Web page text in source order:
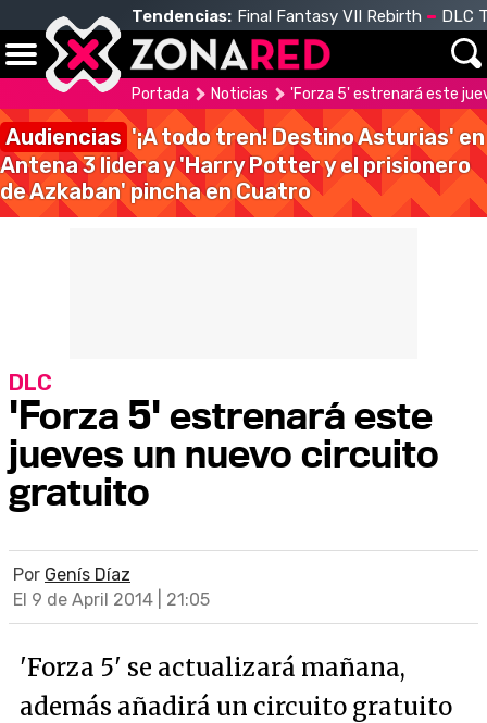
Tendencias: Final Fantasy VII Rebirth DLC
Portada Noticias 'Forza 5' estrenará este
Audiencias '¡A todo tren! Destino Asturias' en
Antena 3 lidera y 'Harry Potter y el prisionero
de Azkaban' pincha en Cuatro
'Forza 5' estrenará este
jueves un nuevo circuito
gratuito
DLC
Por Genís Díaz
El 9 de April 2014 | 21:05
'Forza 5' se actualizará mañana,
además añadirá un circuito gratuito